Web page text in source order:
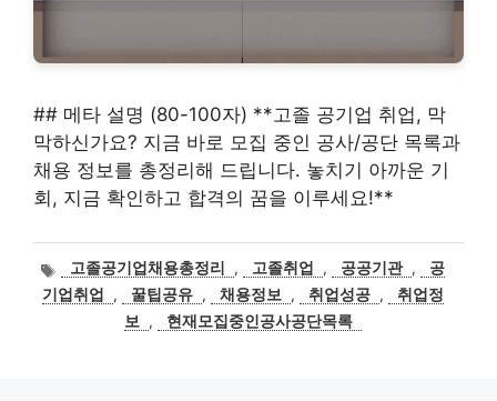
## 메타 설명 (80-100자) **고졸 공기업 취업, 막
막하신가요? 지금 바로 모집 중인 공사/공단 목록과
채용 정보를 총정리해 드립니다. 놓치기 아까운 기
회, 지금 확인하고 합격의 꿈을 이루세요!**
태
그
고졸공기업채용총정리 , 고졸취업 , 공공기관 ,
공
기업취업
, 꿀팁공유 , 채용정보 , 취업성공 ,
취업정
보
, 현재모집중인공사공단목록